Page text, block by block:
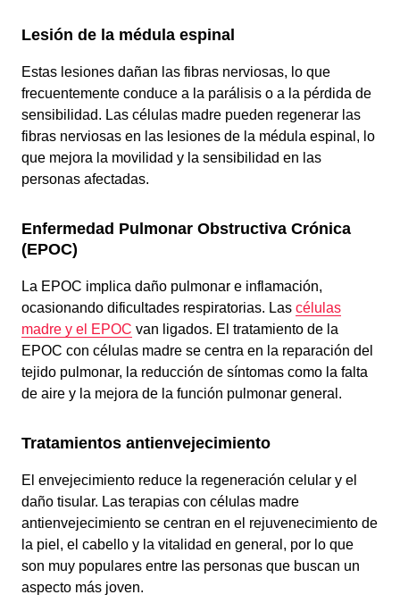
Lesión de la médula espinal
Estas lesiones dañan las fibras nerviosas, lo que
frecuentemente conduce a la parálisis o a la pérdida de
sensibilidad. Las células madre pueden regenerar las
fibras nerviosas en las lesiones de la médula espinal, lo
que mejora la movilidad y la sensibilidad en las
personas afectadas.
Enfermedad Pulmonar Obstructiva Crónica
(EPOC)
La EPOC implica daño pulmonar e inflamación,
ocasionando dificultades respiratorias. Las células
madre y el EPOC van ligados. El tratamiento de la
EPOC con células madre se centra en la reparación del
tejido pulmonar, la reducción de síntomas como la falta
de aire y la mejora de la función pulmonar general.
Tratamientos antienvejecimiento
El envejecimiento reduce la regeneración celular y el
daño tisular. Las terapias con células madre
antienvejecimiento se centran en el rejuvenecimiento de
la piel, el cabello y la vitalidad en general, por lo que
son muy populares entre las personas que buscan un
aspecto más joven.